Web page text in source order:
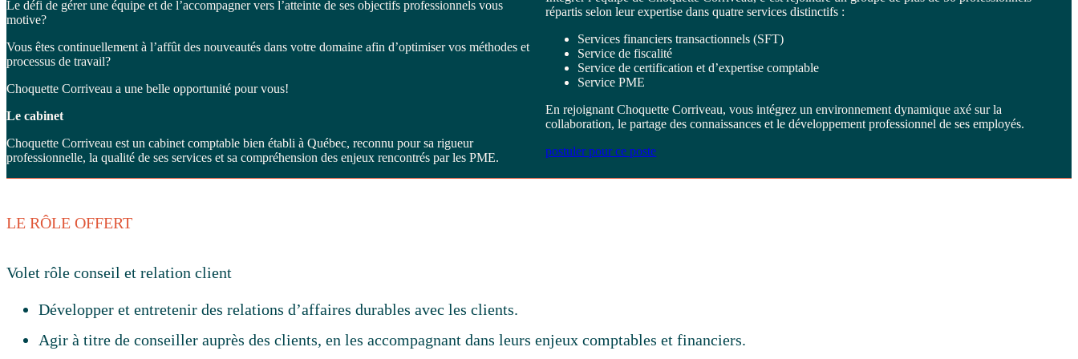
Le défi de gérer une équipe et de l’accompagner vers l’atteinte de ses objectifs professionnels vous
motive?
Vous êtes continuellement à l’affût des nouveautés dans votre domaine afin d’optimiser vos méthodes et
processus de travail?
Choquette Corriveau a une belle opportunité pour vous!
Le cabinet
Choquette Corriveau est un cabinet comptable bien établi à Québec, reconnu pour sa rigueur
professionnelle, la qualité de ses services et sa compréhension des enjeux rencontrés par les PME.
répartis selon leur expertise dans quatre services distinctifs :
Services financiers transactionnels (SFT)
Service de fiscalité
Service de certification et d’expertise comptable
Service PME
En rejoignant Choquette Corriveau, vous intégrez un environnement dynamique axé sur la
collaboration, le partage des connaissances et le développement professionnel de ses employés.
postuler pour ce poste
LE RÔLE OFFERT
Volet rôle conseil et relation client
Développer et entretenir des relations d’affaires durables avec les clients.
Agir à titre de conseiller auprès des clients, en les accompagnant dans leurs enjeux comptables et financiers.